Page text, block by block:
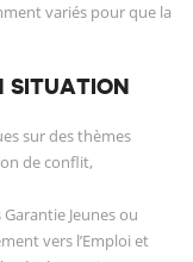
variés pour que la
SITUATION
sur des thèmes
de conflit,
Jeunes ou
vers l’Emploi et